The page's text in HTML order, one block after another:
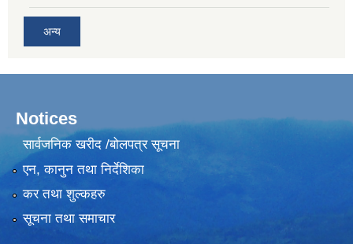
अन्य
Notices
सार्वजनिक खरीद /बोलपत्र सूचना
एन, कानुन तथा निर्देशिका
कर तथा शुल्कहरु
सूचना तथा समाचार